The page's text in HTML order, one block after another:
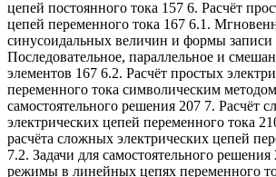
цепей постоянного тока 157 6. Расчёт
цепей переменного тока 167 6.1.
синусоидальных величин и формы записи
Последовательное, параллельное и
элементов 167 6.2. Расчёт простых
переменного тока символическим
самостоятельного решения 207 7. Расчёт
электрических цепей переменного тока
расчёта сложных электрических цепей
7.2. Задачи для самостоятельного
режимы в линейных цепях переменного